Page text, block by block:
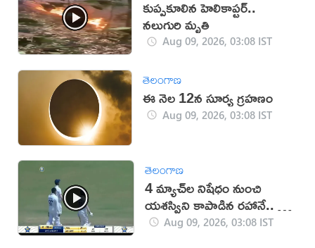
కుప్పకూలిన హెలికాప్టర్..
నలుగురి మృతి
Aug 09, 2026, 03:08 IST
తెలంగాణ
ఈ నెల 12న సూర్య గ్రహణం
Aug 09, 2026, 03:08 IST
తెలంగాణ
4 మ్యాచ్‌ల నిషేధం నుంచి
యశస్విని కాపాడిన రహానే.. ఏం
జరిగిందంటే? (వీడియో)
Aug 09, 2026, 03:08 IST